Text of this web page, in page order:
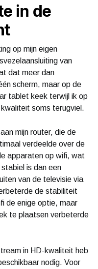
in de
op mijn eigen
van
dat meer dan
scherm, maar op de
tablet keek terwijl ik op
soms terugviel.
mijn router, die de
verdeelde over de
apparaten op wifi, wat
is dan een
van de televisie via
de stabiliteit
de enige optie, maar
te plaatsen verbeterde
in HD-kwaliteit heb
nodig. Voor